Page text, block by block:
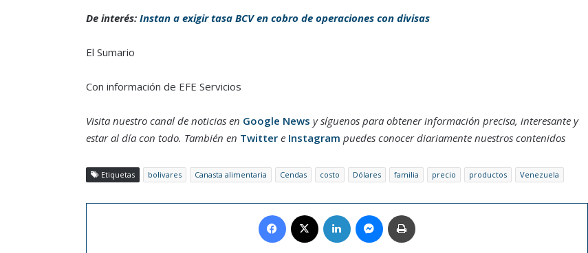
De interés: Instan a exigir tasa BCV en cobro de operaciones con divisas
El Sumario
Con información de EFE Servicios
Visita nuestro canal de noticias en Google News y síguenos para obtener información precisa, interesante y
estar al día con todo. También en Twittere Instagram puedes conocer diariamente nuestros contenidos
Etiquetas bolivares Canasta alimentaria Cendas costo Dólares familia precio productos Venezuela
Facebook LinkedIn Messenger